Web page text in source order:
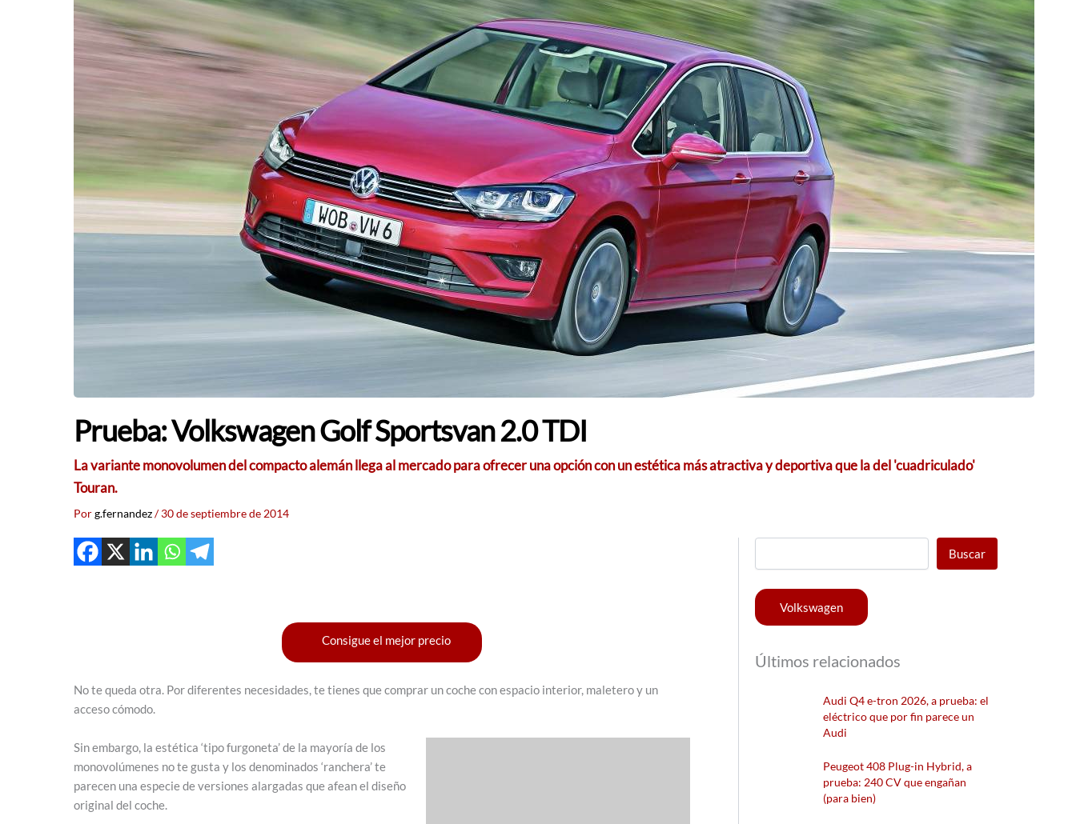
Prueba: Volkswagen Golf Sportsvan 2.0 TDI
La variante monovolumen del compacto alemán llega al mercado para ofrecer una opción con un estética más atractiva y deportiva que la del 'cuadriculado'
Touran.
Porg.fernandez/30 de septiembre de 2014
Consigue el mejor precio
No te queda otra. Por diferentes necesidades, te tienes que comprar un coche con espacio interior, maletero y un
acceso cómodo.
Sin embargo, la estética ‘tipo furgoneta’ de la mayoría de los
monovolúmenes no te gusta y los denominados ‘ranchera’ te
parecen una especie de versiones alargadas que afean el diseño
original del coche.
Buscar
Volkswagen
Últimos relacionados
Audi Q4 e-tron 2026, a prueba: el
eléctrico que por fin parece un
Audi
Peugeot 408 Plug-in Hybrid, a
prueba: 240 CV que engañan
(para bien)